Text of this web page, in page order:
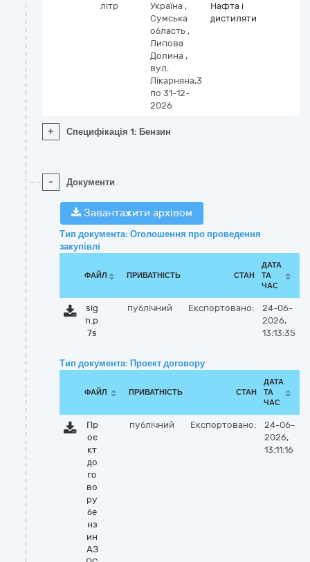
літр
Україна ,
Сумська
область ,
Липова
Долина ,
вул.
Лікарняна,3
по 31-12-
2026
Нафта і
дистиляти
+ Специфікація 1: Бензин
- Документи
Завантажити архівом
Тип документа: Оголошення про проведення
закупівлі
ФАЙЛ ПРИВАТНІСТЬ СТАН
ДАТА
ТА
ЧАС
sig
n.p
7s
публічний Експортовано:
24-06-
2026,
13:13:35
Тип документа: Проект договору
ФАЙЛ ПРИВАТНІСТЬ СТАН
ДАТА
ТА
ЧАС
Пр
оє
кт
до
го
во
ру
бе
нз
ин
АЗ
публічний Експортовано:
24-06-
2026,
13:11:16